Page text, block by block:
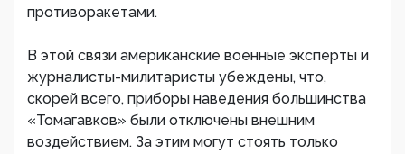
противоракетами.
В этой связи американские военные эксперты и
журналисты-милитаристы убеждены, что,
скорей всего, приборы наведения большинства
«Томагавков» были отключены внешним
воздействием. За этим могут стоять только